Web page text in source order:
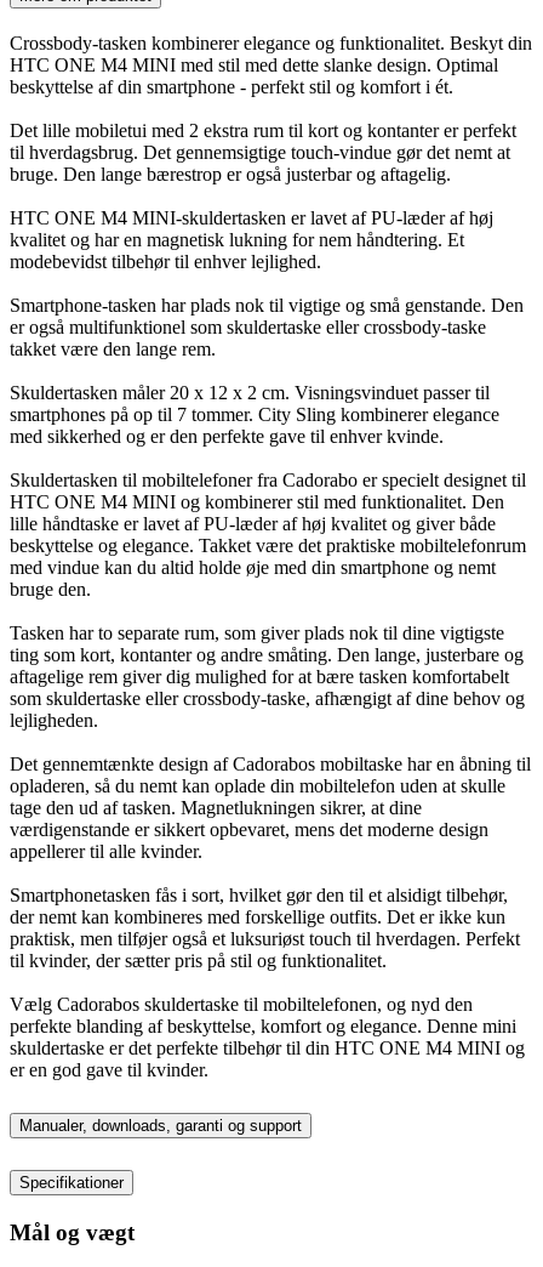
Crossbody-tasken kombinerer elegance og funktionalitet. Beskyt din
HTC ONE M4 MINI med stil med dette slanke design. Optimal
beskyttelse af din smartphone - perfekt stil og komfort i ét.
Det lille mobiletui med 2 ekstra rum til kort og kontanter er perfekt
til hverdagsbrug. Det gennemsigtige touch-vindue gør det nemt at
bruge. Den lange bærestrop er også justerbar og aftagelig.
HTC ONE M4 MINI-skuldertasken er lavet af PU-læder af høj
kvalitet og har en magnetisk lukning for nem håndtering. Et
modebevidst tilbehør til enhver lejlighed.
Smartphone-tasken har plads nok til vigtige og små genstande. Den
er også multifunktionel som skuldertaske eller crossbody-taske
takket være den lange rem.
Skuldertasken måler 20 x 12 x 2 cm. Visningsvinduet passer til
smartphones på op til 7 tommer. City Sling kombinerer elegance
med sikkerhed og er den perfekte gave til enhver kvinde.
Skuldertasken til mobiltelefoner fra Cadorabo er specielt designet til
HTC ONE M4 MINI og kombinerer stil med funktionalitet. Den
lille håndtaske er lavet af PU-læder af høj kvalitet og giver både
beskyttelse og elegance. Takket være det praktiske mobiltelefonrum
med vindue kan du altid holde øje med din smartphone og nemt
bruge den.
Tasken har to separate rum, som giver plads nok til dine vigtigste
ting som kort, kontanter og andre småting. Den lange, justerbare og
aftagelige rem giver dig mulighed for at bære tasken komfortabelt
som skuldertaske eller crossbody-taske, afhængigt af dine behov og
lejligheden.
Det gennemtænkte design af Cadorabos mobiltaske har en åbning til
opladeren, så du nemt kan oplade din mobiltelefon uden at skulle
tage den ud af tasken. Magnetlukningen sikrer, at dine
værdigenstande er sikkert opbevaret, mens det moderne design
appellerer til alle kvinder.
Smartphonetasken fås i sort, hvilket gør den til et alsidigt tilbehør,
der nemt kan kombineres med forskellige outfits. Det er ikke kun
praktisk, men tilføjer også et luksuriøst touch til hverdagen. Perfekt
til kvinder, der sætter pris på stil og funktionalitet.
Vælg Cadorabos skuldertaske til mobiltelefonen, og nyd den
perfekte blanding af beskyttelse, komfort og elegance. Denne mini
skuldertaske er det perfekte tilbehør til din HTC ONE M4 MINI og
er en god gave til kvinder.
Manualer, downloads, garanti og support
Specifikationer
Mål og vægt